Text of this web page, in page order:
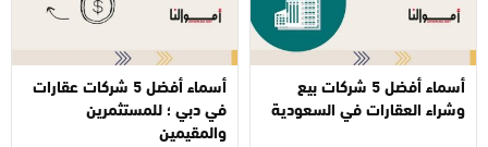
أسماء أفضل 5 شركات بيع
وشراء العقارات في السعودية
أسماء أفضل 5 شركات عقارات
في دبي ؛ للمستثمرين
والمقيمين